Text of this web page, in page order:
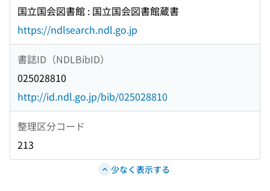
国立国会図書館 : 国立国会図書館蔵書
https://ndlsearch.ndl.go.jp
書誌ID（NDLBibID）
025028810
http://id.ndl.go.jp/bib/025028810
整理区分コード
213
少なく表示する